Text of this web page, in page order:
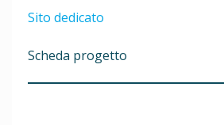
Sito dedicato
Scheda progetto